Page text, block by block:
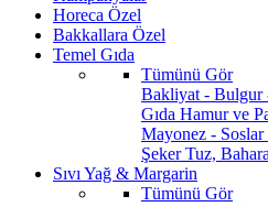
Horeca Özel
Bakkallara Özel
Temel Gıda
Tümünü Gör
Bakliyat - Bulgur
Gıda Hamur ve
Mayonez - Soslar
ŞekerTuz,
Sıvı Yağ & Margarin
Tümünü Gör